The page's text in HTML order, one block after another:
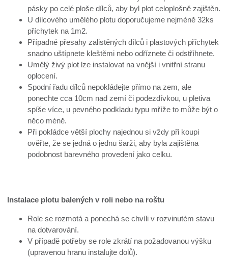
pásky po celé ploše dílců, aby byl plot celoplošně zajištěn.
U dílcového umělého plotu doporučujeme nejméně 32ks
příchytek na 1m2.
Případné přesahy zalistěných dílců i plastových příchytek
snadno uštípnete kleštěmi nebo odříznete či odstříhnete.
Umělý živý plot lze instalovat na vnější i vnitřní stranu
oplocení.
Spodní řadu dílců nepokládejte přímo na zem, ale
ponechte cca 10cm nad zemí či podezdívkou, u pletiva
spíše více, u pevného podkladu typu mříže to může být o
něco méně.
Při pokládce větší plochy najednou si vždy při koupi
ověřte, že se jedná o jednu šarži, aby byla zajištěna
podobnost barevného provedení jako celku.
Instalace plotu balených v roli nebo na roštu
Role se rozmotá a ponechá se chvíli v rozvinutém stavu
na dotvarování.
V případě potřeby se role zkrátí na požadovanou výšku
(upravenou hranu instalujte dolů).